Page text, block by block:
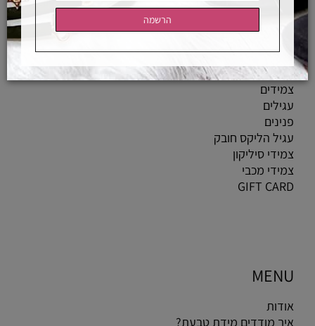
CATEGORIES
שרשראות
טבעות
צמידים
עגילים
פנינים
עגיל הליקס חובק
צמידי סיליקון
צמידי מכבי
GIFT CARD
MENU
אודות
איך מודדים מידת טבעת?